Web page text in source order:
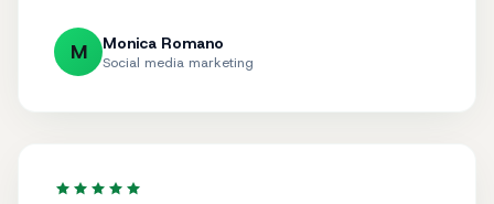
M Monica Romano